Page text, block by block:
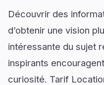
Découvrir des
d’obtenir une vision
intéressante du sujet
inspirants
curiosité. Tarif